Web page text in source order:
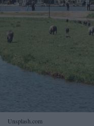
Unsplash.com